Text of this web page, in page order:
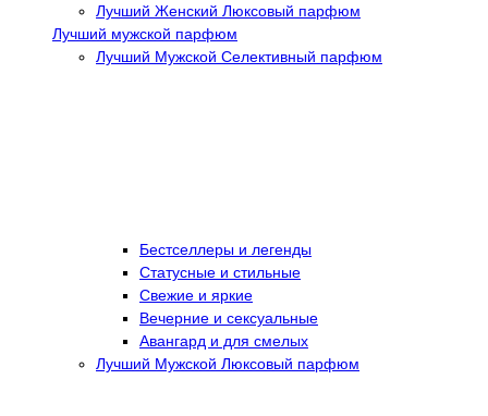
Лучший Женский Люксовый парфюм
Лучший мужской парфюм
Лучший Мужской Селективный парфюм
Бестселлеры и легенды
Статусные и стильные
Свежие и яркие
Вечерние и сексуальные
Авангард и для смелых
Лучший Мужской Люксовый парфюм